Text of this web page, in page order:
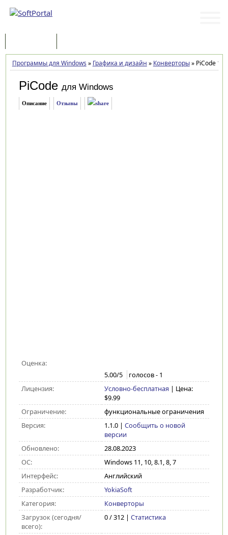
Программы для Windows » Графика и дизайн » Конверторы»PiCode
PiCode для Windows
Описание Отзывы
Оценка:
5.00/5 голосов - 1
Лицензия:
Условно-бесплатная | Цена:
$9.99
Ограничение:
функциональные ограничения
Версия:
1.1.0| Сообщить о новой
версии
Обновлено:
28.08.2023
ОС:
Windows 11, 10, 8.1, 8, 7
Интерфейс:
Английский
Разработчик:
YokiaSoft
Категория:
Конверторы
Загрузок (сегодня/
всего):
0 / 312 | Статистика